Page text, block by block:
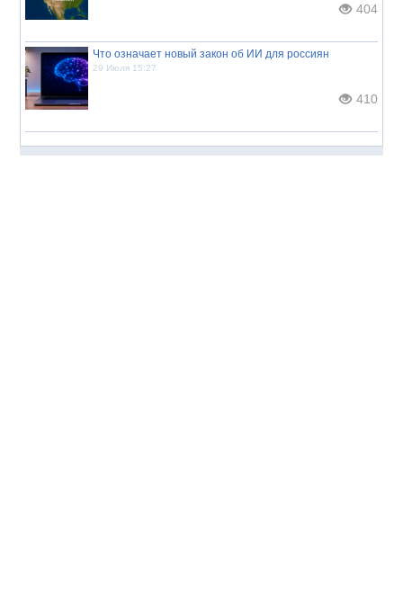
404
Что означает новый закон об ИИ для россиян
29 Июля 15:27
410